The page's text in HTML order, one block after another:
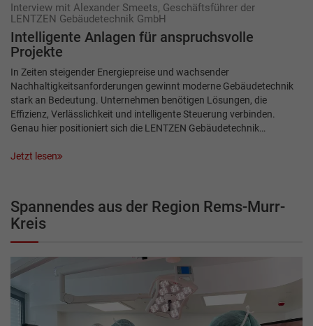
Interview mit Alexander Smeets, Geschäftsführer der
LENTZEN Gebäudetechnik GmbH
Intelligente Anlagen für anspruchsvolle
Projekte
In Zeiten steigender Energiepreise und wachsender
Nachhaltigkeitsanforderungen gewinnt moderne Gebäudetechnik
stark an Bedeutung. Unternehmen benötigen Lösungen, die
Effizienz, Verlässlichkeit und intelligente Steuerung verbinden.
Genau hier positioniert sich die LENTZEN Gebäudetechnik…
Jetzt lesen
Spannendes aus der Region Rems-Murr-
Kreis